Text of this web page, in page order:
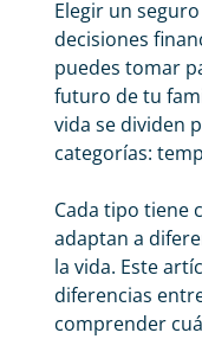
Elegir un
decisiones
puedes tomar
futuro de tu
vida se dividen
categorías:
Cada tipo tiene
adaptan a
la vida. Este
diferencias
comprender